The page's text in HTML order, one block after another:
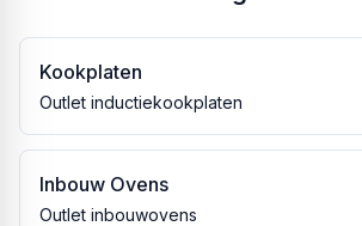
Kookplaten
Outlet inductiekookplaten
Inbouw Ovens
Outlet inbouwovens